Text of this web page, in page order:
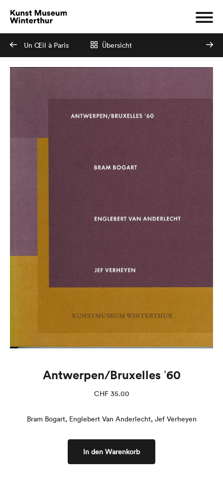
Un Œil à Paris Übersicht
Antwerpen/Bruxelles ʼ60
CHF35.00
Bram Bogart, Englebert Van Anderlecht, Jef Verheyen
In den Warenkorb